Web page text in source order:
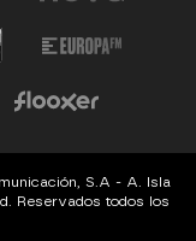
S.A - A. Isla
Reservados todos los